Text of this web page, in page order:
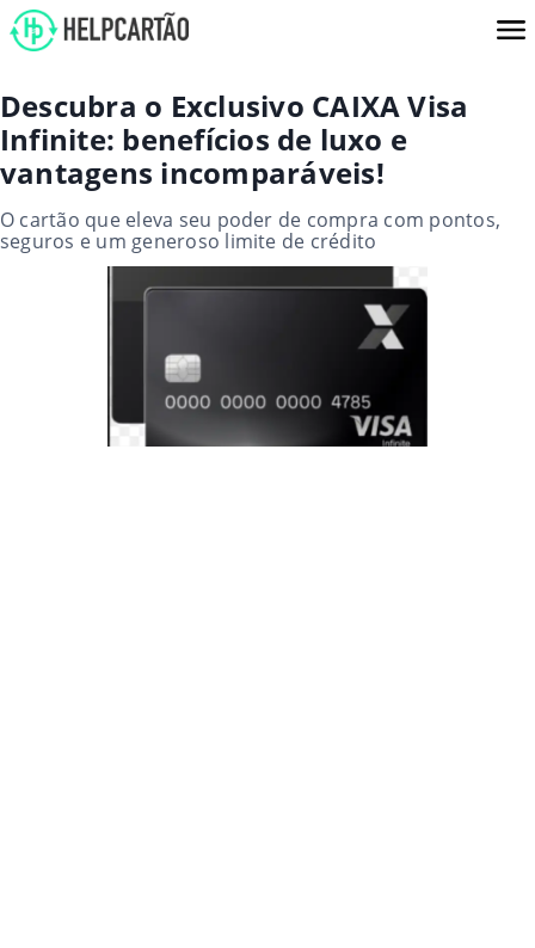
Descubra o Exclusivo CAIXA Visa
Infinite: benefícios de luxo e
vantagens incomparáveis!
O cartão que eleva seu poder de compra com pontos,
seguros e um generoso limite de crédito